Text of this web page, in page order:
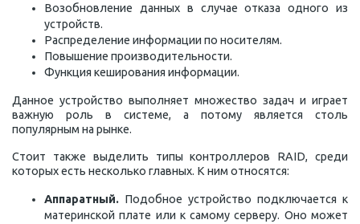
Возобновление данных в случае отказа одного из
устройств.
Распределение информации по носителям.
Повышение производительности.
Функция кеширования информации.
Данное устройство выполняет множество задач и играет
важную роль в системе, а потому является столь
популярным на рынке.
Стоит также выделить типы контроллеров RAID, среди
которых есть несколько главных. К ним относятся:
Аппаратный. Подобное устройство подключается к
материнской плате или к самому серверу. Оно может